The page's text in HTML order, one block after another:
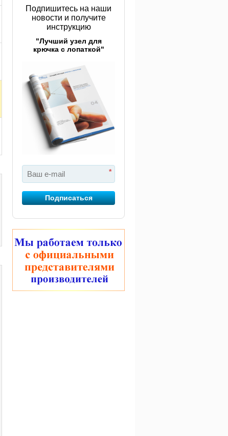
Подпишитесь на наши
новости и получите
инструкцию
"Лучший узел для
крючка с лопаткой"
*
Подписаться